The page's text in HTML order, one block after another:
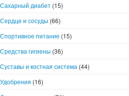
Сахарный диабет (15)
Сердце и сосуды (66)
Спортивное питание (15)
Средства гигиены (36)
Суставы и костная система (44)
Удобрения (16)